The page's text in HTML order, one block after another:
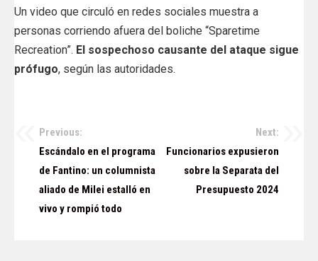
Un video que circuló en redes sociales muestra a
personas corriendo afuera del boliche “Sparetime
Recreation”. El sospechoso causante del ataque sigue
prófugo, según las autoridades.
Navegación
entradas
Previous:
Escándalo en el programa
de Fantino: un columnista
aliado de Milei estalló en
vivo y rompió todo
Next:
Funcionarios expusieron
sobre la Separata del
Presupuesto 2024